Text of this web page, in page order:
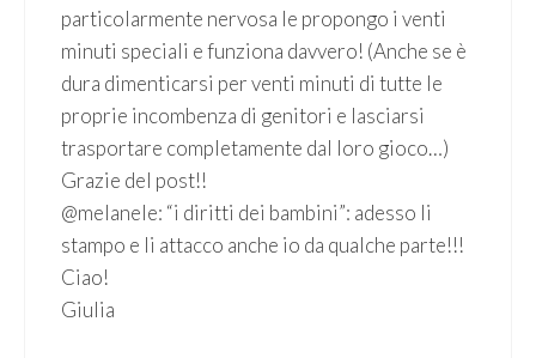
particolarmente nervosa le propongo i venti
minuti speciali e funziona davvero! (Anche se è
dura dimenticarsi per venti minuti di tutte le
proprie incombenza di genitori e lasciarsi
trasportare completamente dal loro gioco…)
Grazie del post!!
@melanele: “i diritti dei bambini”: adesso li
stampo e li attacco anche io da qualche parte!!!
Ciao!
Giulia